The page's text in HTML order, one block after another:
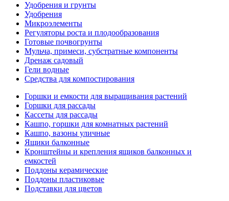
Удобрения и грунты
Удобрения
Микроэлементы
Регуляторы роста и плодообразования
Готовые почвогрунты
Мульча, примеси, субстратные компоненты
Дренаж садовый
Гели водные
Средства для компостирования
Горшки и емкости для выращивания растений
Горшки для рассады
Кассеты для рассады
Кашпо, горшки для комнатных растений
Кашпо, вазоны уличные
Ящики балконные
Кронштейны и крепления ящиков балконных и
емкостей
Поддоны керамические
Поддоны пластиковые
Подставки для цветов